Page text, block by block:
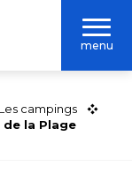
menu
Les campings
de la Plage